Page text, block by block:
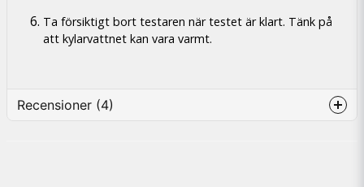
Ta försiktigt bort testaren när testet är klart. Tänk på
att kylarvattnet kan vara varmt.
Recensioner (4)